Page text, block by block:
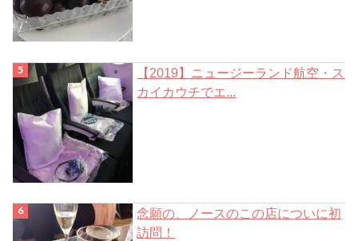
【2019】ニュージーランド航空・ス
カイカウチでエ...
念願の、ノースのこの店についに初
訪問！